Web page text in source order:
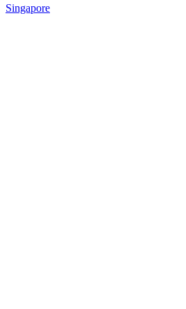
Singapore